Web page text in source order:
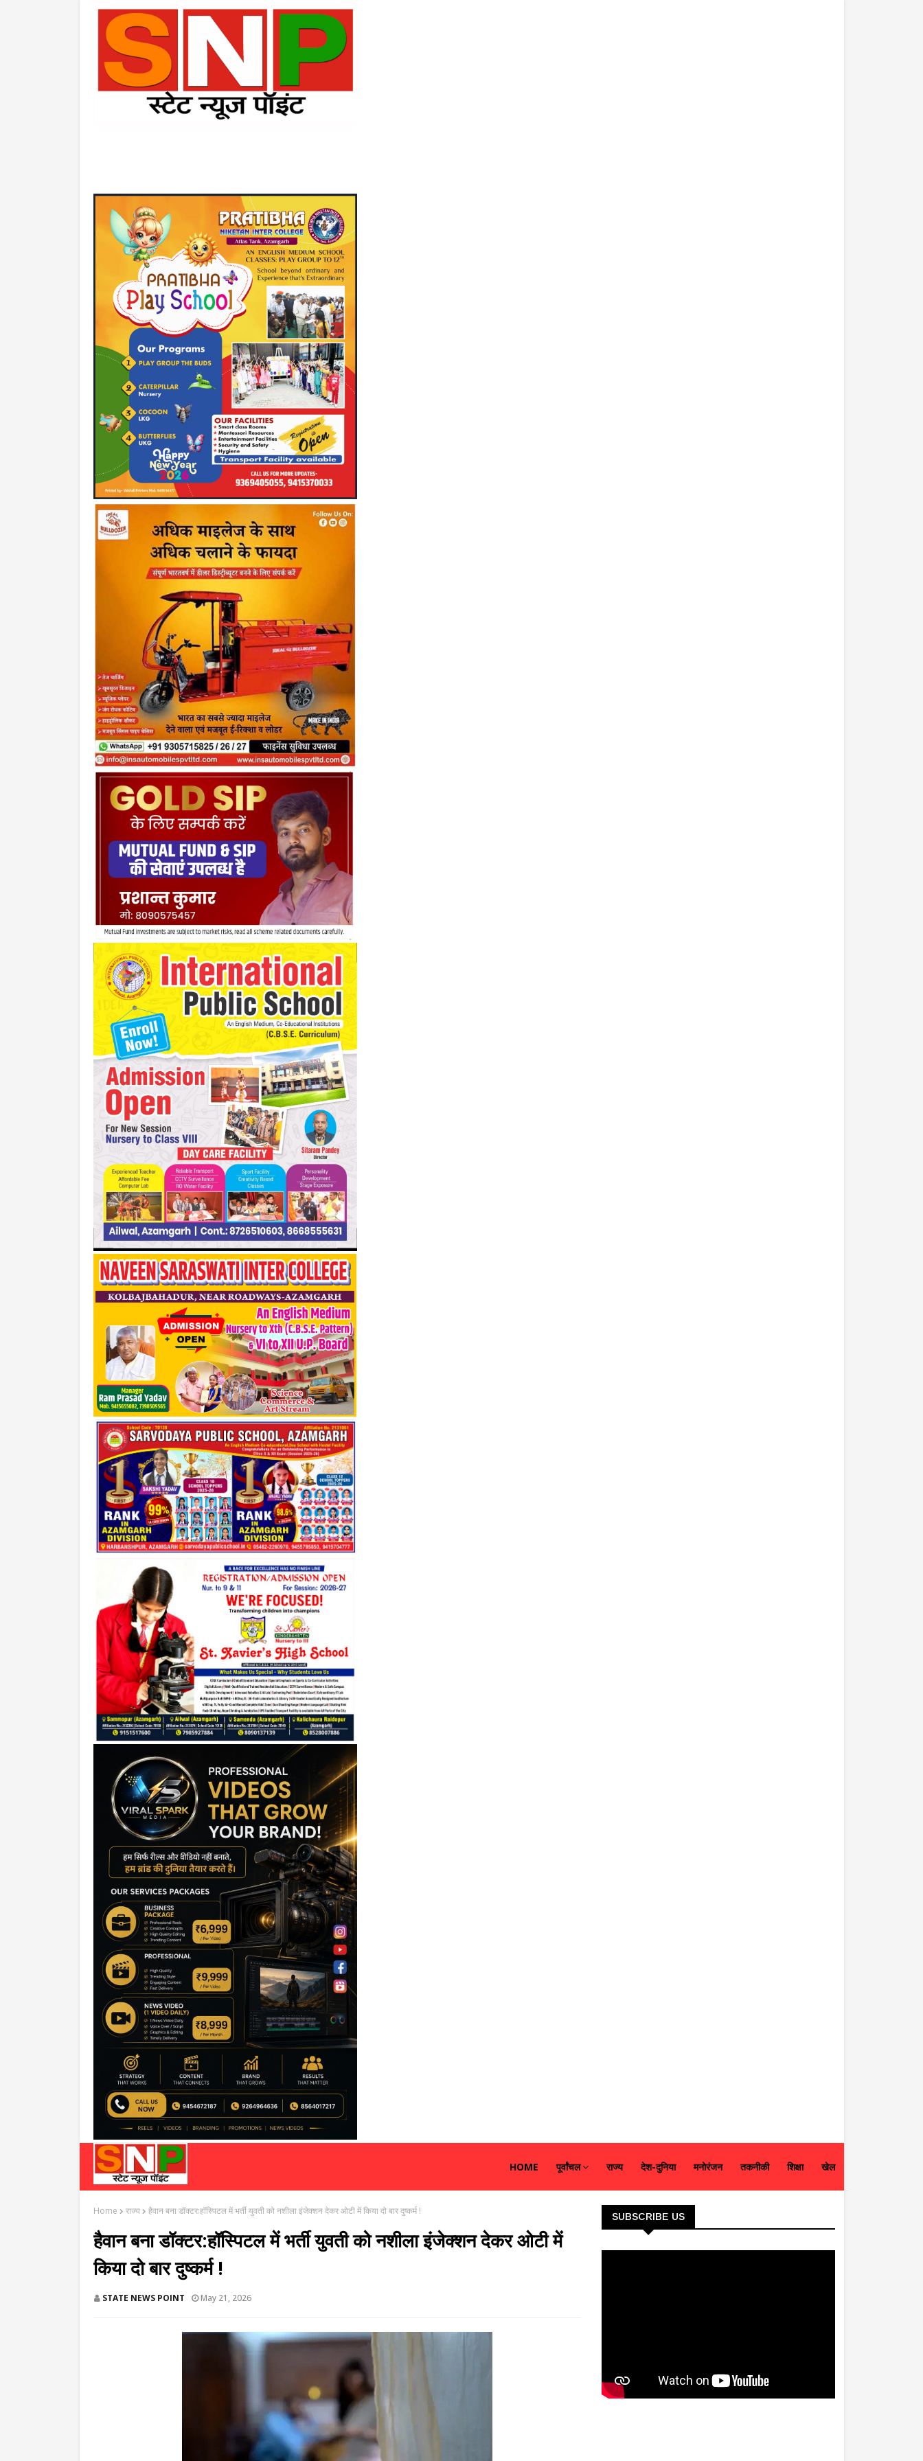
HOME पूर्वांचल राज्य देश-दुनिया मनोरंजन तकनीकी शिक्षा खेल
Home राज्य हैवान बना डॉक्टर:हॉस्पिटल में भर्ती युवती को नशीला इंजेक्शन देकर ओटी में किया दो बार दुष्कर्म !
हैवान बना डॉक्टर:हॉस्पिटल में भर्ती युवती को नशीला इंजेक्शन देकर ओटी में
किया दो बार दुष्कर्म !
STATE NEWS POINT May 21, 2026
SUBSCRIBE US